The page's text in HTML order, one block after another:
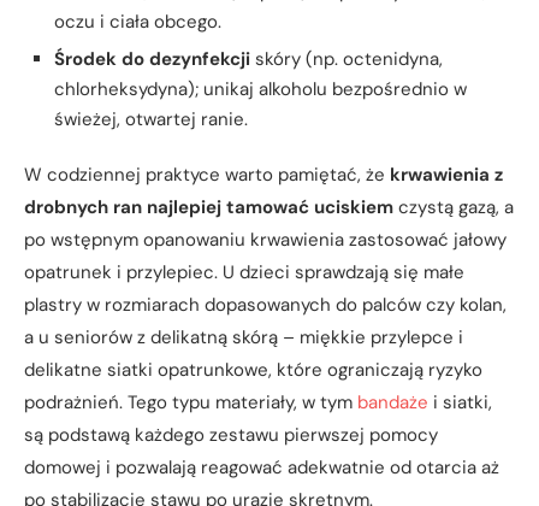
oczu i ciała obcego.
Środek do dezynfekcji skóry (np. octenidyna,
chlorheksydyna); unikaj alkoholu bezpośrednio w
świeżej, otwartej ranie.
W codziennej praktyce warto pamiętać, że krwawienia z
drobnych ran najlepiej tamować uciskiem czystą gazą, a
po wstępnym opanowaniu krwawienia zastosować jałowy
opatrunek i przylepiec. U dzieci sprawdzają się małe
plastry w rozmiarach dopasowanych do palców czy kolan,
a u seniorów z delikatną skórą – miękkie przylepce i
delikatne siatki opatrunkowe, które ograniczają ryzyko
podrażnień. Tego typu materiały, w tym bandaże i siatki,
są podstawą każdego zestawu pierwszej pomocy
domowej i pozwalają reagować adekwatnie od otarcia aż
po stabilizację stawu po urazie skrętnym.